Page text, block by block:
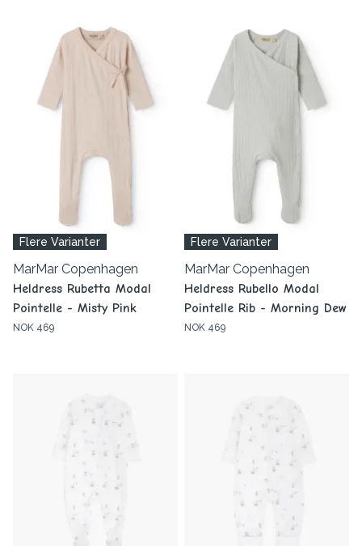
Flere Varianter
MarMar Copenhagen
Heldress Rubetta Modal
Pointelle - Misty Pink
NOK 469
Flere Varianter
MarMar Copenhagen
Heldress Rubello Modal
Pointelle Rib - Morning Dew
NOK 469